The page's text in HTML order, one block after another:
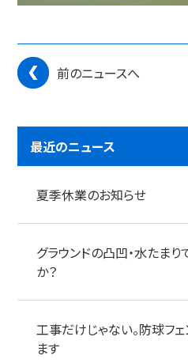
前のニュースへ
最近のニュース
夏季休業のお知らせ
グラウンドの凸凹・水たま
か？
工事だけじゃない。防球フェ
ます